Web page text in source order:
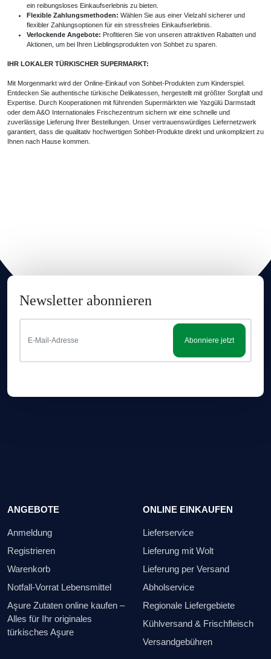
ein reibungsloses Einkaufserlebnis zu bieten.
Flexible Zahlungsmethoden: Wählen Sie aus einer Vielzahl sicherer und
flexibler Zahlungsoptionen für ein stressfreies Einkaufserlebnis.
Verlockende Angebote: Profitieren Sie von unseren attraktiven Rabatten und
Aktionen, um bei Ihren Lieblingsprodukten von Sohbet zu sparen.
IHR LOKALER TÜRKISCHER SUPERMARKT:
Mit Morgenmarkt wird der Online-Einkauf von Sohbet-Produkten zum Kinderspiel.
Entdecken Sie authentische türkische Delikatessen, hergestellt mit größter Sorgfalt und
Expertise. Durch Kooperationen mit führenden Supermärkten wie Yazgülü Darmstadt
oder dem A&O Internationales Frischezentrum sichern wir eine schnelle und
zuverlässige Lieferung Ihrer Bestellungen. Unser vertrauenswürdiges Liefernetzwerk
garantiert, dass die qualitativ hochwertigen Sohbet-Produkte direkt und unkompliziert zu
Ihnen nach Hause kommen.
Newsletter abonnieren
Abonniere jetzt
ANGEBOTE
Anmeldung
Registrieren
Warenkorb
Notfall-Vorrat Lebensmittel
Aşure Zutaten online kaufen –
Alles für Ihr originales
türkisches Aşure
ONLINE EINKAUFEN
Lieferservice
Lieferung mit Wolt
Lieferung per Versand
Abholservice
Regionale Liefergebiete
Kühlversand & Frischfleisch
Versandgebühren